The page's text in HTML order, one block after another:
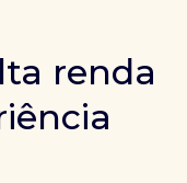
renda